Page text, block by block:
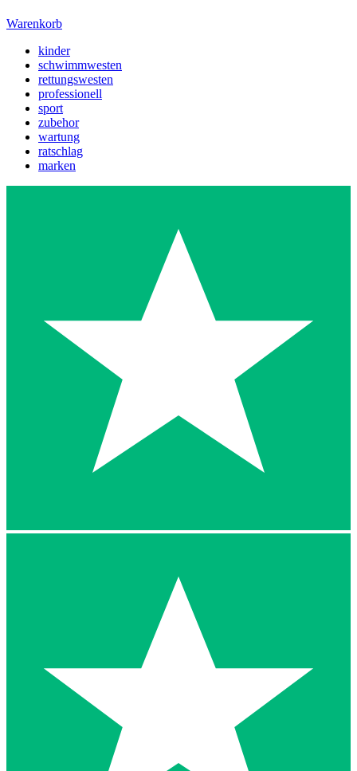
Warenkorb
kinder
schwimmwesten
rettungswesten
professionell
sport
zubehor
wartung
ratschlag
marken